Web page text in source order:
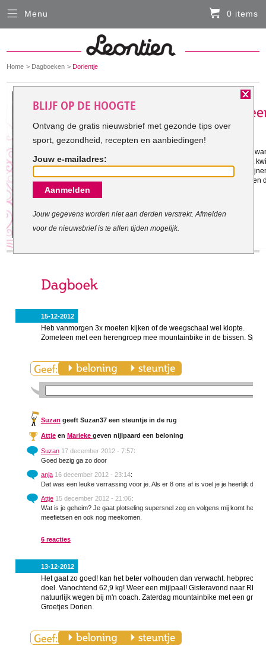
You
here:
Home Dagboeken Dorientje
Gestart met mijn doel: 7-10-2011
Samen met jullie mijn doel bereiken
den te worden maar gewoon wat vet
sporten zou niet verkeerd zijn. Niet
voor m'n eigen gevoel. Ik wil laten zien
15-12-2012
Heb vanmorgen 3x moeten kijken of de weegschaal wel klopte.
Zometeen met een herengroep mee mountainbike in de bissen.
Suzan geeft Suzan37 een steuntje in de rug
Attjeen Marieke geven nijlpaard een beloning
Suzan 17 december 2012 - 7:57:
Goed bezig ga zo door
anja 16 december 2012 - 23:14:
Dat was een leuke verrassing voor je. Als er 8 ons af is voel je je heerlijk denk
Attje 15 december 2012 - 21:06:
Wat is je geheim? Je gaat plotseling supersnel zeg en volgens mij komt het
meefietsen en ook nog meekomen.
6 reacties
13-12-2012
Het gaat zo goed! kan het beter volhouden dan verwacht.
doel. Vanochtend 62,9 kg! Weer een mijlpaal! Gisteravond naar
natuurlijk wegen bij m'n coach. Zaterdag mountainbike met een
Groetjes Dorien
Menu 0 items
Sluiten
HARDLOOPKLEDING
FIETSKLEDING
SERVICE
Inloggen
Contact- en adresgegevens
Levertijd, retourneren, ruilen
Algemene voorwaarden
BLIJF OP DE HOOGTE
Ontvang de gratis nieuwsbrief met gezonde tips over
sport, gezondheid, recepten en aanbiedingen!
Jouw e-mailadres:
Aanmelden
Jouw gegevens worden niet aan derden verstrekt. Afmelden
voor de nieuwsbrief is te allen tijden mogelijk.